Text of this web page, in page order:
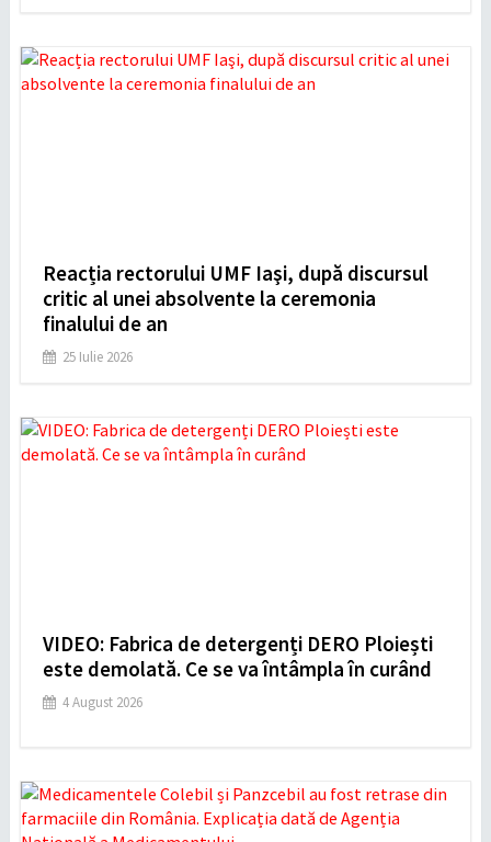
Reacția rectorului UMF Iaşi, după discursul
critic al unei absolvente la ceremonia
finalului de an
25 Iulie 2026
VIDEO: Fabrica de detergenți DERO Ploiești
este demolată. Ce se va întâmpla în curând
4 August 2026